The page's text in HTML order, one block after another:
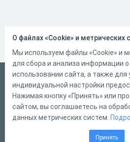
Русский
Справка
Форма обратной связи
О файлах «Cookie» и метрических
Мы используем файлы «Cookie» и
для сбора и анализа информации
использовании сайта, а также для
индивидуальной настройки
Нажимая кнопку «Принять» или
сайтом, вы соглашаетесь на
данных метрических систем.
Принять